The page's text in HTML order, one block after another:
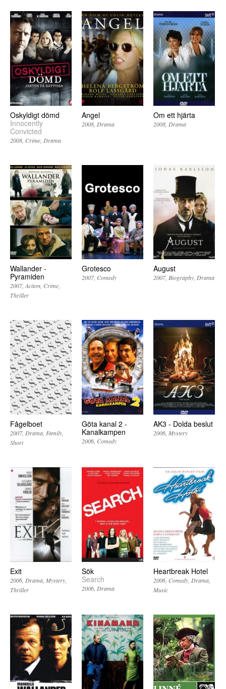
Oskyldigt dömd
Innocently
Convicted
2008 Crime Drama
Angel
2008 Drama
Om ett hjärta
2008 Drama
Wallander -
Pyramiden
2007 Action Crime
Thriller
Grotesco
2007 Comedy
August
2007 Biography Drama
Fågelboet
2007 Drama Family
Short
Göta kanal 2 -
Kanalkampen
2006 Comedy
AK3 - Dolda beslut
2006 Mystery
Exit
2006 Drama Mystery
Thriller
Sök
Search
2006 Drama
Heartbreak Hotel
2006 Comedy Drama
Music